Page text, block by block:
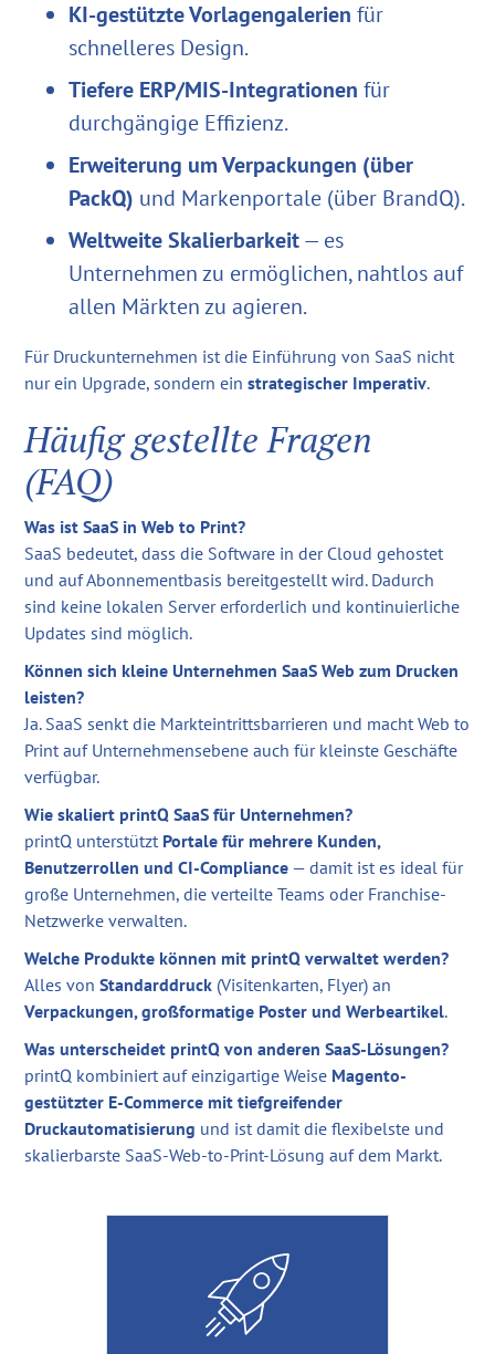
KI-gestützte Vorlagengalerien für
schnelleres Design.
Tiefere ERP/MIS-Integrationen für
durchgängige Effizienz.
Erweiterung um Verpackungen (über
PackQ) und Markenportale (über BrandQ).
Weltweite Skalierbarkeit— es
Unternehmen zu ermöglichen, nahtlos auf
allen Märkten zu agieren.
Für Druckunternehmen ist die Einführung von SaaS nicht
nur ein Upgrade, sondern einstrategischer Imperativ.
Häufig gestellte Fragen
(FAQ)
Was ist SaaS in Web to Print?
SaaS bedeutet, dass die Software in der Cloud gehostet
und auf Abonnementbasis bereitgestellt wird. Dadurch
sind keine lokalen Server erforderlich und kontinuierliche
Updates sind möglich.
Können sich kleine Unternehmen SaaS Web zum Drucken
leisten?
Ja. SaaS senkt die Markteintrittsbarrieren und macht Web to
Print auf Unternehmensebene auch für kleinste Geschäfte
verfügbar.
Wie skaliert printQ SaaS für Unternehmen?
printQ unterstützt Portale für mehrere Kunden,
Benutzerrollen und CI-Compliance — damit ist es ideal für
große Unternehmen, die verteilte Teams oder Franchise-
Netzwerke verwalten.
Welche Produkte können mit printQ verwaltet werden?
Alles vonStandarddruck (Visitenkarten, Flyer) an
Verpackungen, großformatige Poster und Werbeartikel.
Was unterscheidet printQ von anderen SaaS-Lösungen?
printQ kombiniert auf einzigartige Weise Magento-
gestützter E-Commerce mit tiefgreifender
Druckautomatisierung und ist damit die flexibelste und
skalierbarste SaaS-Web-to-Print-Lösung auf dem Markt.